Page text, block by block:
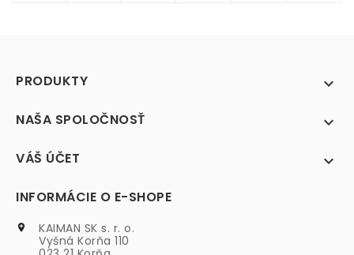
PRODUKTY 
NAŠA SPOLOČNOSŤ 
VÁŠ ÚČET 
INFORMÁCIE O E-SHOPE

KAIMAN SK s. r. o.
Vyšná Korňa 110